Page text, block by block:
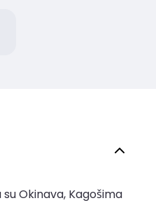
Okinava, Kagošima